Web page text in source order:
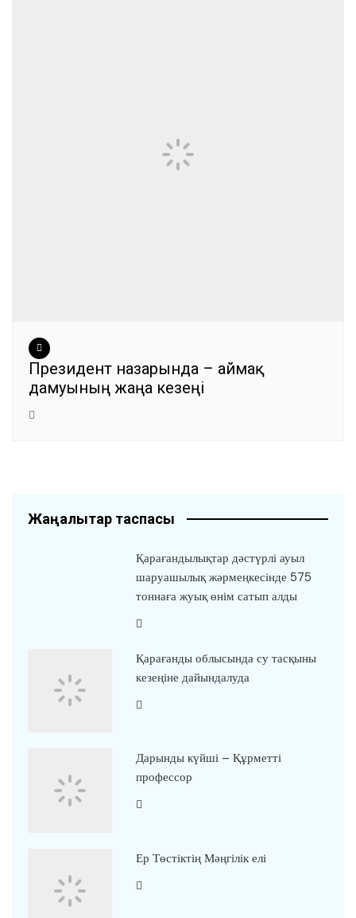
Президент назарында – аймақ
дамуының жаңа кезеңі
Жаңалықтар таспасы
Қарағандылықтар дәстүрлі ауыл
шаруашылық жәрмеңкесінде 575
тоннаға жуық өнім сатып алды
Қарағанды облысында су тасқыны
кезеңіне дайындалуда
Дарынды күйші – Құрметті
профессор
Ер Төстіктің Мәңгілік елі